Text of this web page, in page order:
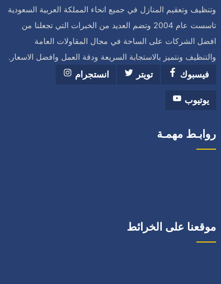
وتنظيف وتعقيم المنازل في جميع انحاء المملكة العربية السعودية
تاسست عام 2004 وتضم العديد من الخبرات التي تجعلنا من
افضل الشركات على الساحة في مجال المقاولات العامة
والتنظيف ونتميز بالاستجابة السريعة ودقة العمل وافضل الاسعار.
فيسبوك
تويتر انستجرام
يوتيوب
روابـط مهمـة
موقعنا على الخرائط